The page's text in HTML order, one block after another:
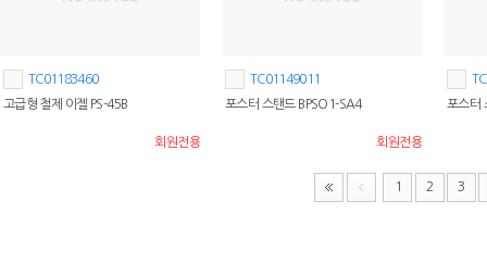
TC01183460
고급형 철제 이젤 PS-45B
회원전용
TC01149011
포스터 스탠드 BPSO1-SA4
회원전용
포스터
1 2 3